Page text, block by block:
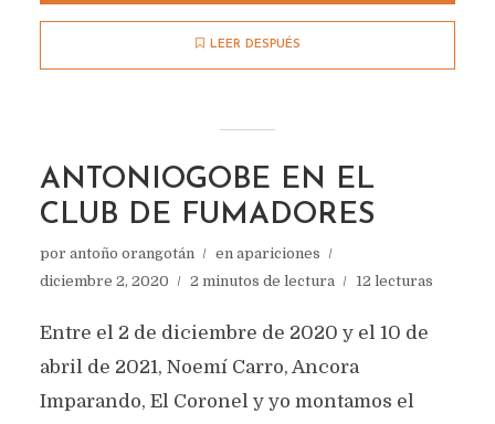
LEER DESPUÉS
ANTONIOGOBE EN EL
CLUB DE FUMADORES
por antoño orangotán en apariciones
diciembre 2, 2020
2 minutos de lectura 12 lecturas
Entre el 2 de diciembre de 2020 y el 10 de
abril de 2021, Noemí Carro, Ancora
Imparando, El Coronel y yo montamos el